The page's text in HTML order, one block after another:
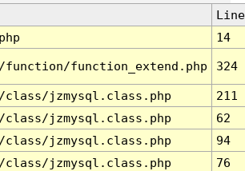
Line
14
function/function_extend.php 324
class/jzmysql.class.php
211
class/jzmysql.class.php
62
class/jzmysql.class.php
94
class/jzmysql.class.php 76